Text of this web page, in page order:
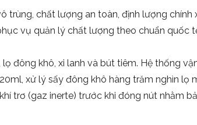
trùng, chất lượng an toàn, định lượng chính
vụ quản lý chất lượng theo chuẩn quốc
đông khô, xi lanh và bút tiêm. Hệ thống
xử lý sấy đông khô hàng trăm nghìn lọ
trơ (gaz inerte) trước khi đóng nút nhằm